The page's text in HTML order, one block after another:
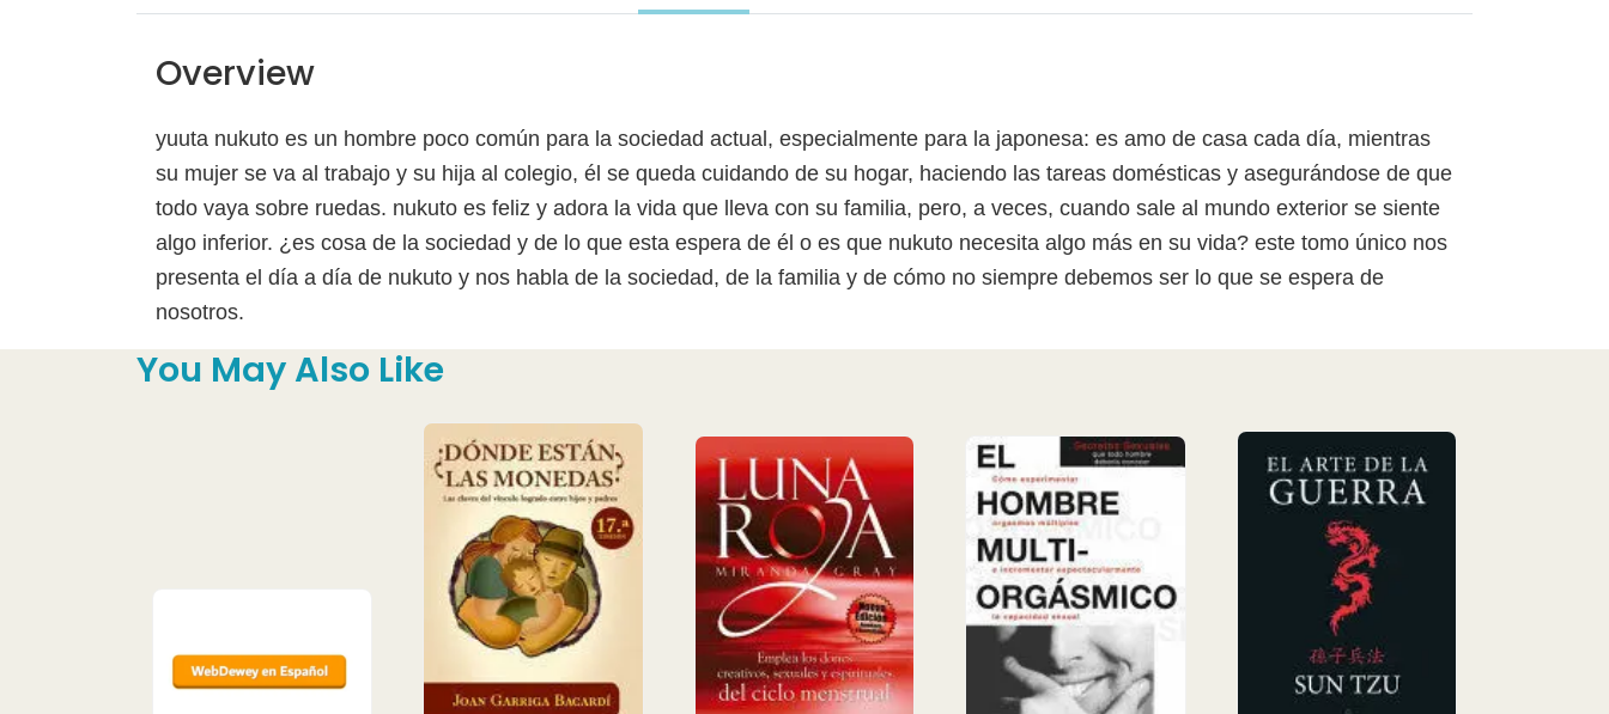
Overview
yuuta nukuto es un hombre poco común para la sociedad actual, especialmente para la japonesa: es amo de casa cada día, mientras
su mujer se va al trabajo y su hija al colegio, él se queda cuidando de su hogar, haciendo las tareas domésticas y asegurándose de que
todo vaya sobre ruedas. nukuto es feliz y adora la vida que lleva con su familia, pero, a veces, cuando sale al mundo exterior se siente
algo inferior. ¿es cosa de la sociedad y de lo que esta espera de él o es que nukuto necesita algo más en su vida? este tomo único nos
presenta el día a día de nukuto y nos habla de la sociedad, de la familia y de cómo no siempre debemos ser lo que se espera de
nosotros.
You May Also Like